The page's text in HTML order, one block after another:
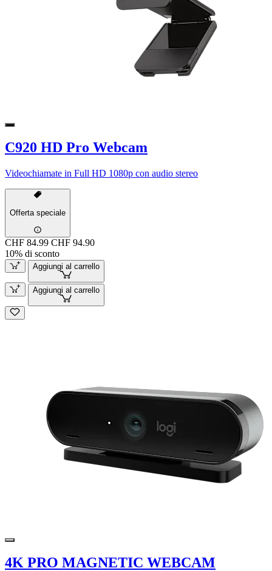
C920 HD Pro Webcam
Videochiamate in Full HD 1080p con audio stereo
Offerta speciale
CHF 84.99 CHF 94.90
10% di sconto
Aggiungi al carrello
Aggiungi al carrello
4K PRO MAGNETIC WEBCAM